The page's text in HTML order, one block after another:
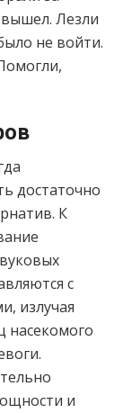
Лезли
не войти.
достаточно
К
с
излучая
насекомого
и